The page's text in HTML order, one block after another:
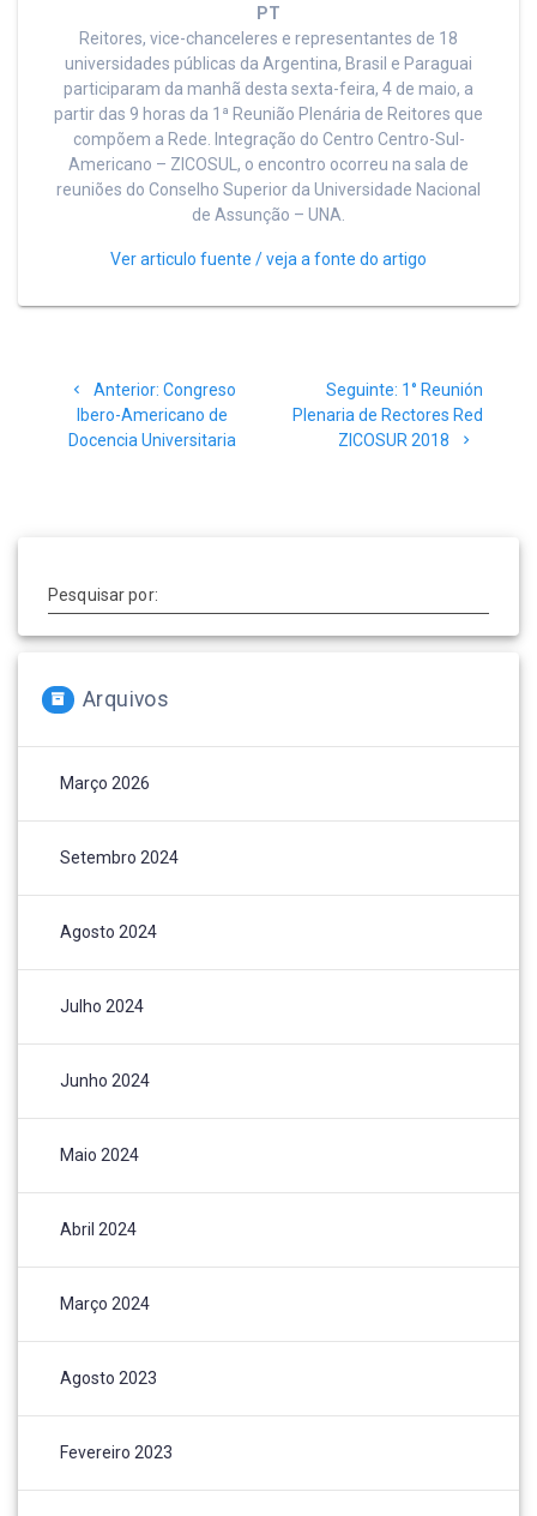
PT
Reitores, vice-chanceleres e representantes de 18
universidades públicas da Argentina, Brasil e Paraguai
participaram da manhã desta sexta-feira, 4 de maio, a
partir das 9 horas da 1ª Reunião Plenária de Reitores que
compõem a Rede. Integração do Centro Centro-Sul-
Americano – ZICOSUL, o encontro ocorreu na sala de
reuniões do Conselho Superior da Universidade Nacional
de Assunção – UNA.
Ver articulo fuente / veja a fonte do artigo
Anterior: Post
anterior:
Congreso
Ibero-Americano de
Docencia Universitaria
Seguinte: Post
seguinte:
1° Reunión
Plenaria de Rectores Red
ZICOSUR 2018
Pesquisar por:
Arquivos
Março 2026
Setembro 2024
Agosto 2024
Julho 2024
Junho 2024
Maio 2024
Abril 2024
Março 2024
Agosto 2023
Fevereiro 2023